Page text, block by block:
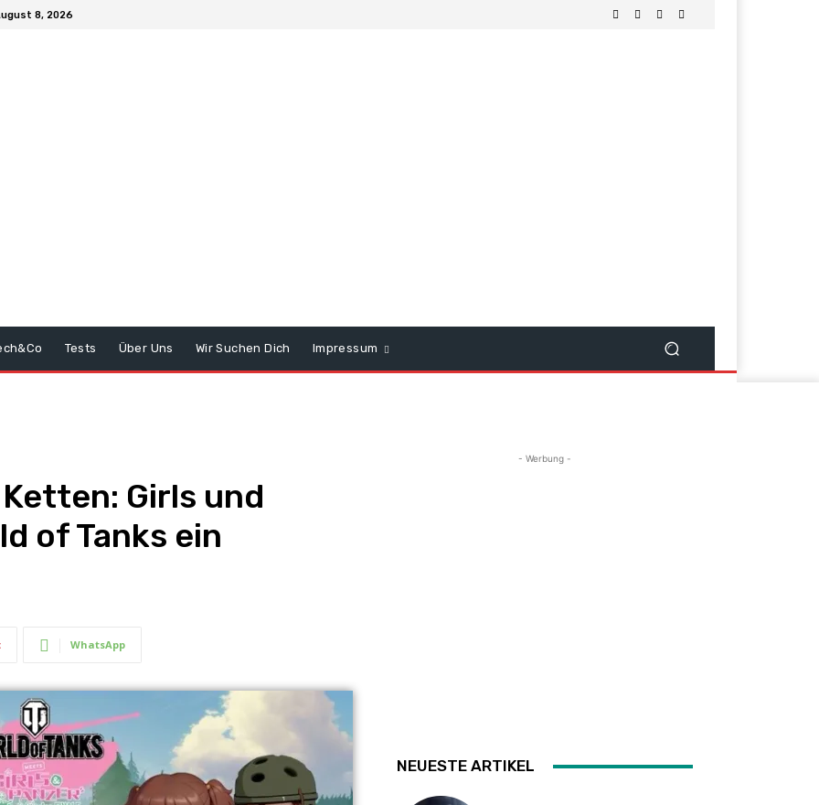
8, 2026
Tests Über Uns Wir Suchen Dich Impressum
Girls und
of Tanks ein
WhatsApp
- Werbung -
NEUESTE ARTIKEL